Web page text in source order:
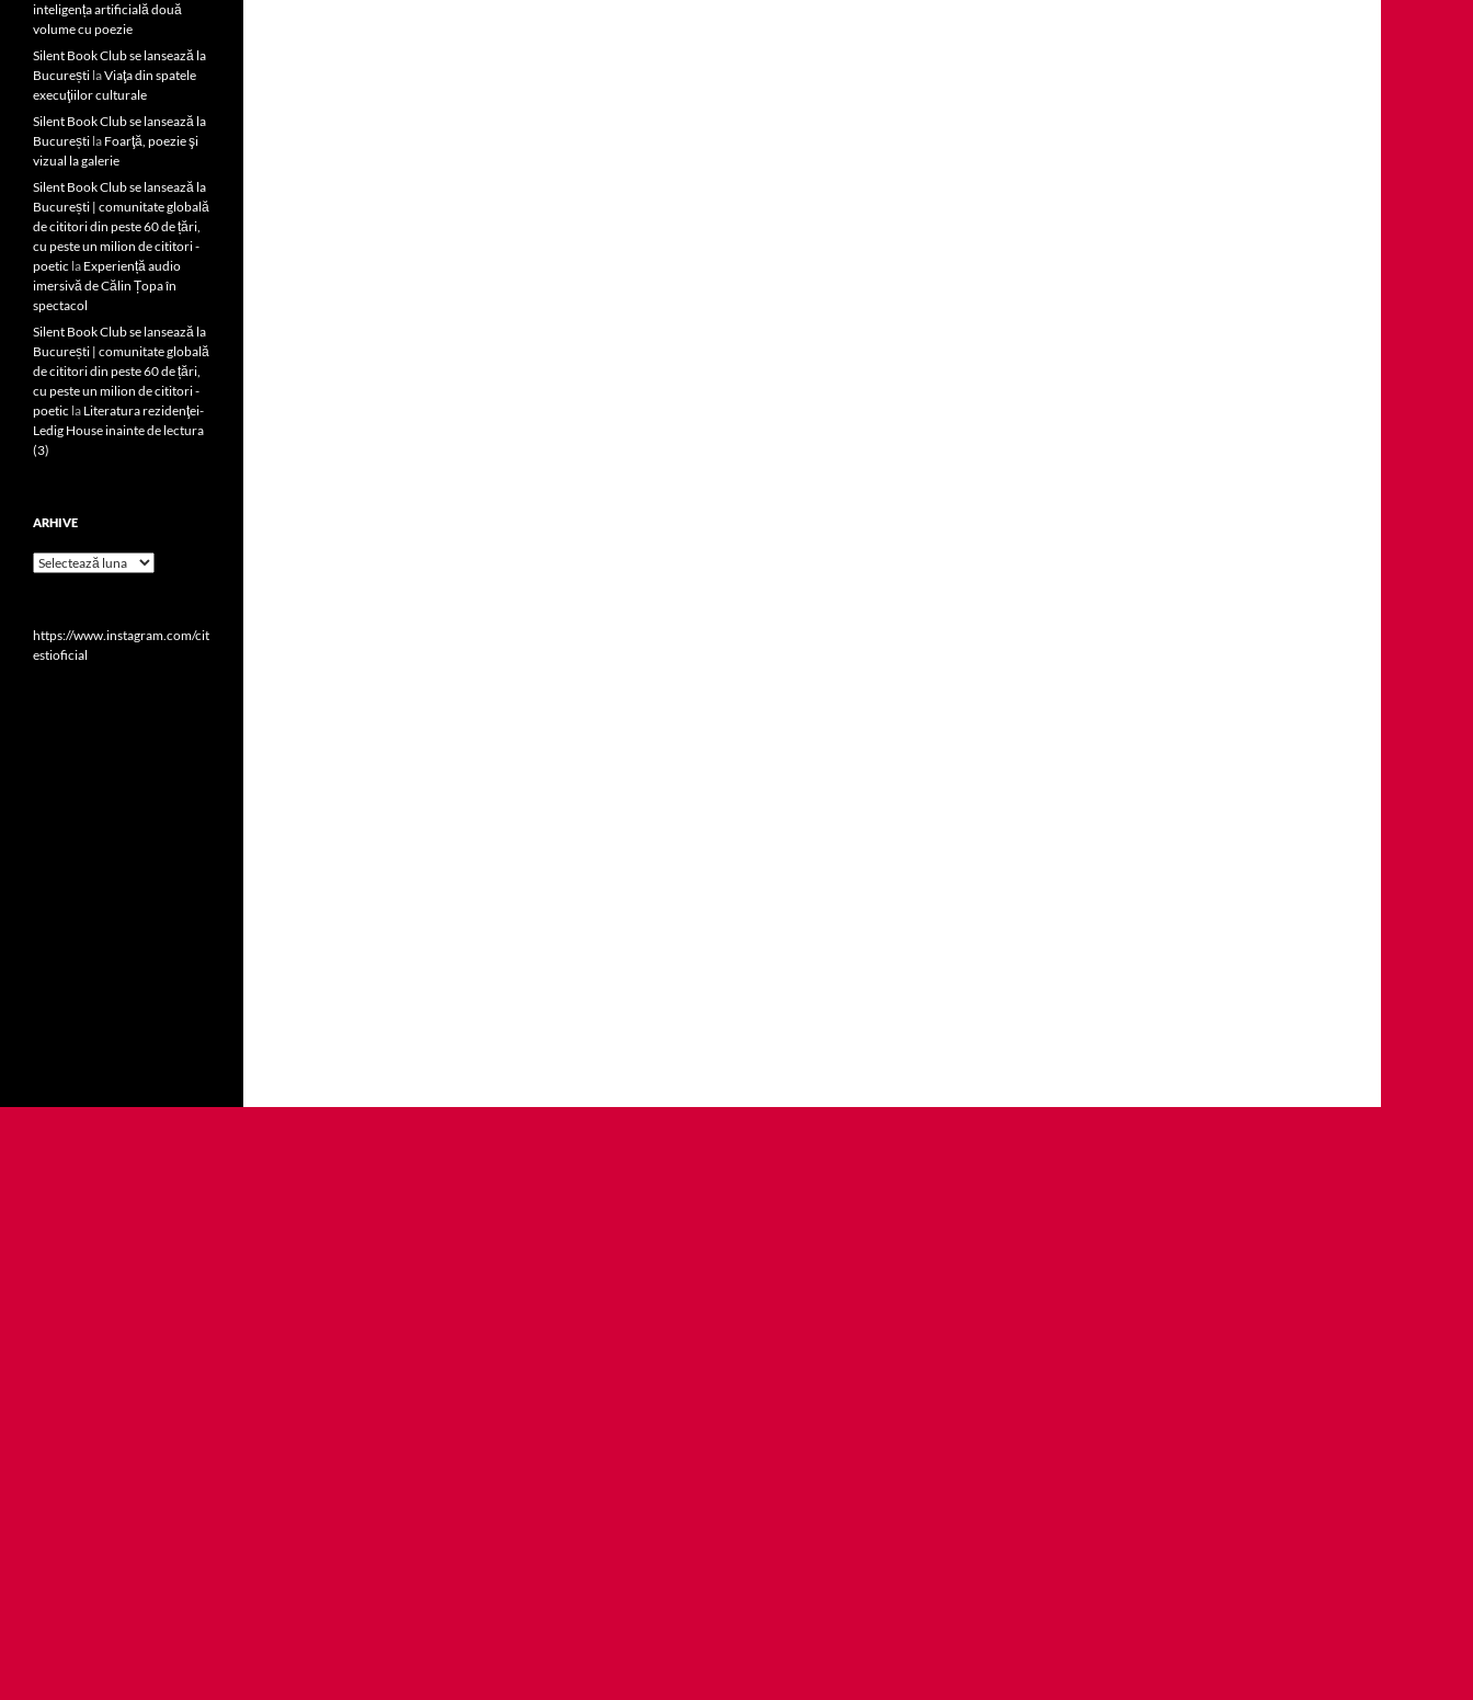
inteligența artificială două
volume cu poezie
Silent Book Club se lansează la
București laViaţa din spatele
execuţiilor culturale
Silent Book Club se lansează la
București la Foarţă, poezie şi
vizual la galerie
Silent Book Club se lansează la
București | comunitate globală
de cititori din peste 60 de țări,
cu peste un milion de cititori -
poetic la Experiență audio
imersivă de Călin Țopa în
spectacol
Silent Book Club se lansează la
București | comunitate globală
de cititori din peste 60 de țări,
cu peste un milion de cititori -
poetic la Literatura rezidenţei-
Ledig House inainte de lectura
(3)
ARHIVE
Arhive
https://www.instagram.com/cit
estioficial